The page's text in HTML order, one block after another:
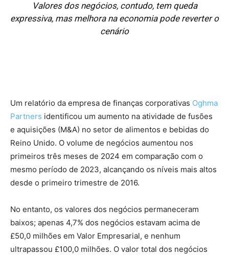
Valores dos negócios, contudo, tem queda
expressiva, mas melhora na economia pode reverter o
cenário
Um relatório da empresa de finanças corporativas Oghma
Partners identificou um aumento na atividade de fusões
e aquisições (M&A) no setor de alimentos e bebidas do
Reino Unido. O volume de negócios aumentou nos
primeiros três meses de 2024 em comparação com o
mesmo período de 2023, alcançando os níveis mais altos
desde o primeiro trimestre de 2016.
No entanto, os valores dos negócios permaneceram
baixos; apenas 4,7% dos negócios estavam acima de
£50,0 milhões em Valor Empresarial, e nenhum
ultrapassou £100,0 milhões. O valor total dos negócios